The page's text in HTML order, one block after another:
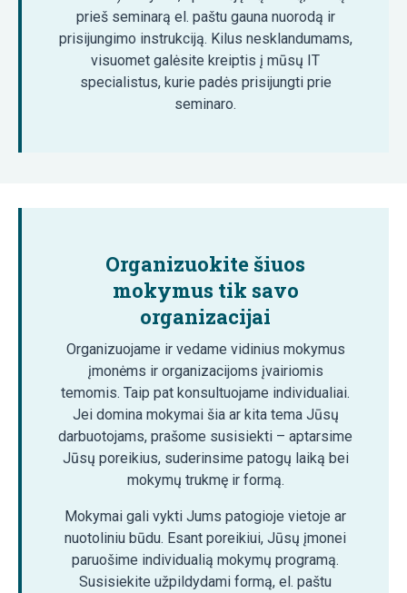
prieš seminarą el. paštu gauna nuorodą ir
prisijungimo instrukciją. Kilus nesklandumams,
visuomet galėsite kreiptis į mūsų IT
specialistus, kurie padės prisijungti prie
seminaro.
Organizuokite šiuos
mokymus tik savo
organizacijai
Organizuojame ir vedame vidinius mokymus
įmonėms ir organizacijoms įvairiomis
temomis. Taip pat konsultuojame individualiai.
Jei domina mokymai šia ar kita tema Jūsų
darbuotojams, prašome susisiekti – aptarsime
Jūsų poreikius, suderinsime patogų laiką bei
mokymų trukmę ir formą.
Mokymai gali vykti Jums patogioje vietoje ar
nuotoliniu būdu. Esant poreikiui, Jūsų įmonei
paruošime individualią mokymų programą.
Susisiekite užpildydami formą, el. paštu